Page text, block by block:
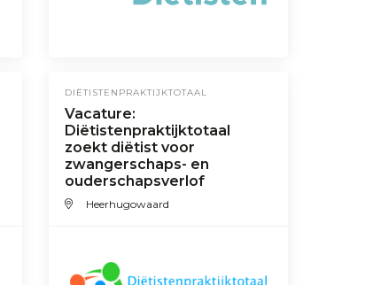
DIËTISTENPRAKTIJKTOTAAL
Vacature:
Diëtistenpraktijktotaal
zoekt diëtist voor
zwangerschaps- en
ouderschapsverlof
Heerhugowaard